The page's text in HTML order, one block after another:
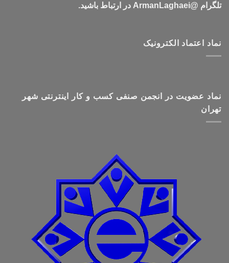
تلگرام @ArmanLaghaei در ارتباط باشید.
نماد اعتماد الکترونیک
نماد عضویت در انجمن صنفی کسب و کار اینترنتی شهر
تهران